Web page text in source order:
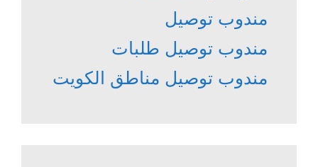
مندوب توصيل
مندوب توصيل طلبات
مندوب توصيل مناطق الكويت